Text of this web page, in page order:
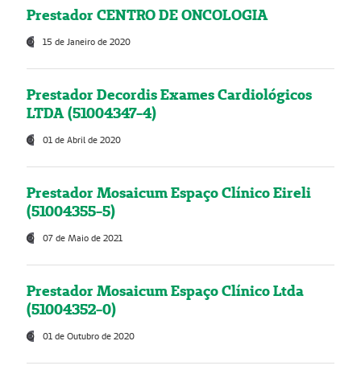
Prestador CENTRO DE ONCOLOGIA
15 de Janeiro de 2020
Prestador Decordis Exames Cardiológicos
LTDA (51004347-4)
01 de Abril de 2020
Prestador Mosaicum Espaço Clínico Eireli
(51004355-5)
07 de Maio de 2021
Prestador Mosaicum Espaço Clínico Ltda
(51004352-0)
01 de Outubro de 2020